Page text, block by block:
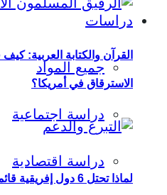
دراسات
جميع المواد
دراسة اجتماعية
دراسة اقتصادية
القرآن والكتابة العربية:
الاسترقاق في أمريكا؟
لماذا تحتل 6 دول